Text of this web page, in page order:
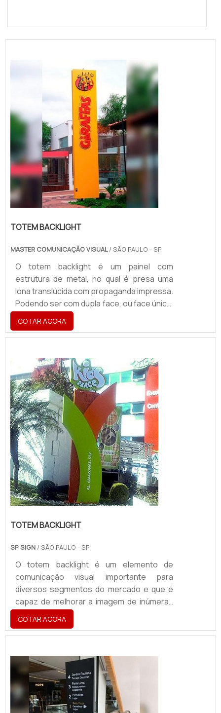
TOTEM BACKLIGHT
MASTER COMUNICAÇÃO VISUAL/ SÃO PAULO - SP
O totem backlight é um painel com
estrutura de metal, no qual é presa uma
lona translúcida com propaganda impressa.
Podendo ser com dupla face, ou face única,
bem como possuir, ou não, um poste para
sustentação, o totem tem iluminação
emanada da parte interna, ou seja, por trás
totem com lona impressa, também é
comum a sua confecção com lona
adesivada ou com alumínio composto,
chapa adesivada ga...
COTAR AGORA
TOTEM BACKLIGHT
SP SIGN / SÃO PAULO - SP
O totem backlight é um elemento de
comunicação visual importante para
diversos segmentos do mercado e que é
capaz de melhorar a imagem de inúmeras
empresas, contribuindo para o maior
faturamento das mesmas.Composição do
materialO totem geralemente tem peso
facilmente movimentado. Entre os locais
em que esse tipo de totem pode aplicado
se destacam: Shoppings; Cinemas;
Fachadas de comércios; Pontos de ôni...
COTAR AGORA